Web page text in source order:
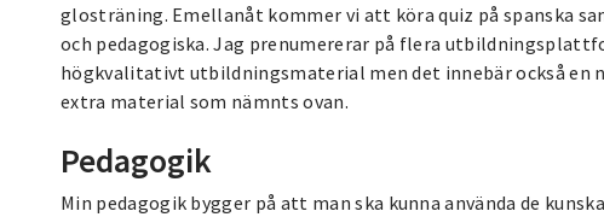
glosträning. Emellanåt kommer vi att köra quiz på spanska
och pedagogiska. Jag prenumererar på flera
högkvalitativt utbildningsmaterial men det innebär också en
extra material som nämnts ovan.
Pedagogik
Min pedagogik bygger på att man ska kunna använda de